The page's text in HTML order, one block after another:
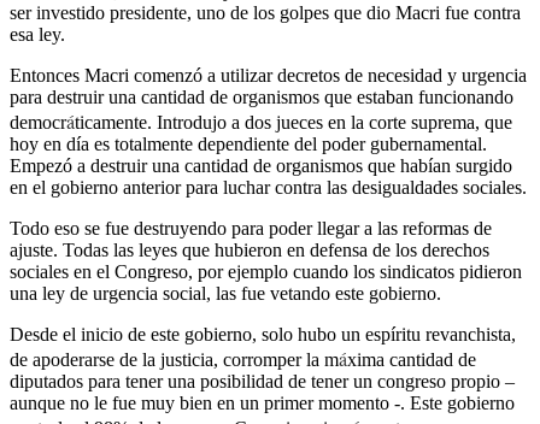
ser investido presidente, uno de los golpes que dio Macri fue contra
esa ley.
Entonces Macri comenzó a utilizar decretos de necesidad y urgencia
para destruir una cantidad de organismos que estaban funcionando
democráticamente. Introdujo a dos jueces en la corte suprema, que
hoy en día es totalmente dependiente del poder gubernamental.
Empezó a destruir una cantidad de organismos que habían surgido
en el gobierno anterior para luchar contra las desigualdades sociales.
Todo eso se fue destruyendo para poder llegar a las reformas de
ajuste. Todas las leyes que hubieron en defensa de los derechos
sociales en el Congreso, por ejemplo cuando los sindicatos pidieron
una ley de urgencia social, las fue vetando este gobierno.
Desde el inicio de este gobierno, solo hubo un espíritu revanchista,
de apoderarse de la justicia, corromper la máxima cantidad de
diputados para tener una posibilidad de tener un congreso propio –
aunque no le fue muy bien en un primer momento -. Este gobierno